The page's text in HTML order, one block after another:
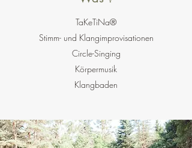
TaKeTiNa®
Stimm- und Klangimprovisationen
Circle-Singing
Körpermusik
Klangbaden